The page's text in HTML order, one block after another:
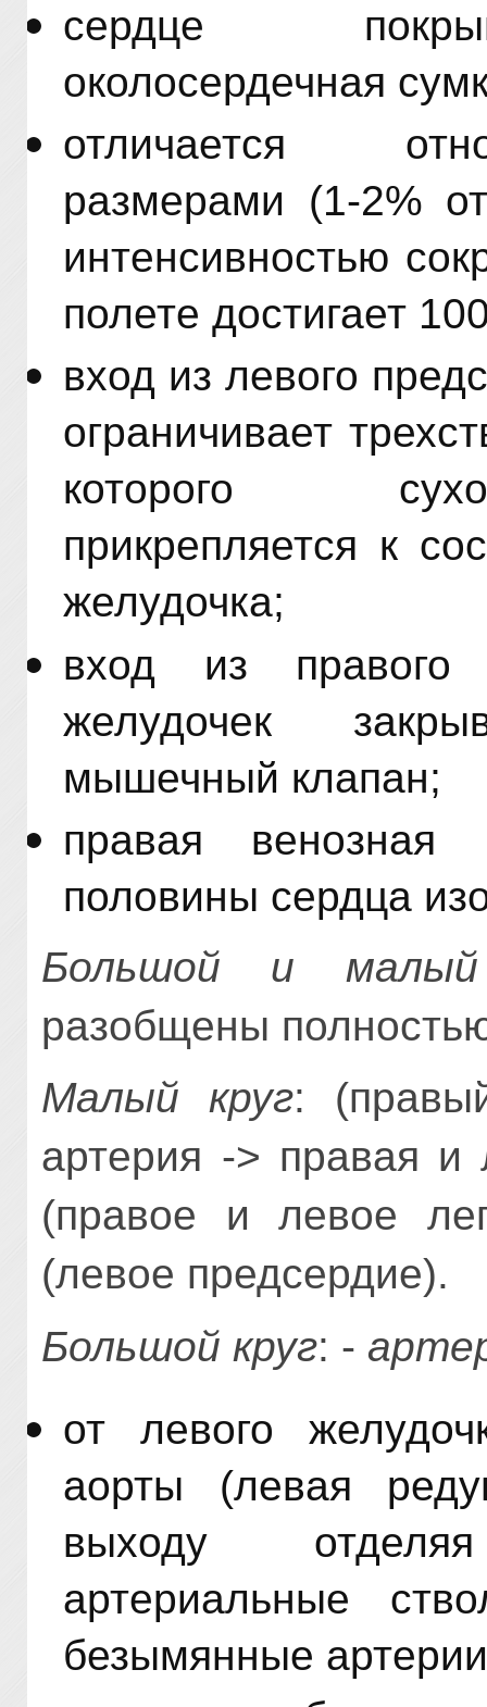
сердце
околосердечная
отличается
размерами (1-2%
интенсивностью
полете достигает
вход из левого
ограничивает
которого
прикрепляется к
желудочка;
вход из правого
желудочек
мышечный клапан;
правая венозная
половины сердца
Большой и малый
разобщены
Малый круг:
артерия -> правая и
(правое и левое
(левое предсердие).
Большой круг: -
от левого
аорты (левая
выходу
артериальные
безымянные